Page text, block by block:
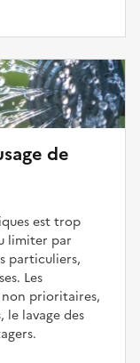
de
est trop
limiter par
particuliers,
Les
prioritaires,
le lavage des